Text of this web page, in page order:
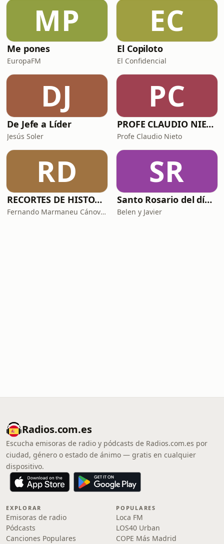
MP
Me pones
EuropaFM
EC
El Copiloto
El Confidencial
DJ
De Jefe a Líder
Jesús Soler
PC
PROFE CLAUDIO NIETO
Profe Claudio Nieto
RD
RECORTES DE HISTORIA Y CIENCIA
Fernando Marmaneu Cánovas
SR
Santo Rosario del día. 🙏 Reza con nosotros en castellano 🇪🇸
Belen y Javier
Radios.com.es
Escucha emisoras de radio y pódcasts de Radios.com.es por
ciudad, género o estado de ánimo — gratis en cualquier
dispositivo.
EXPLORAR
Emisoras de radio
Pódcasts
Canciones Populares
POPULARES
Loca FM
LOS40 Urban
COPE Más Madrid